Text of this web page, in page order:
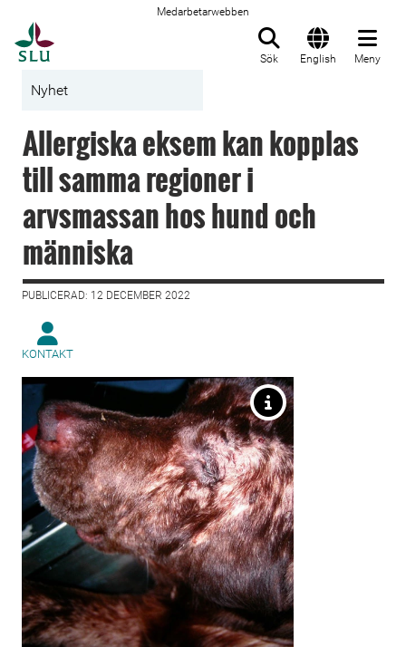
Medarbetarwebben
Sök English Meny
Nyhet
Allergiska eksem kan kopplas
till samma regioner i
arvsmassan hos hund och
människa
PUBLICERAD: 12 DECEMBER 2022
KONTAKT